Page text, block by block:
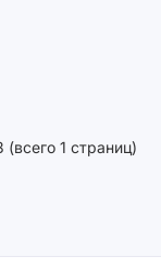
(всего 1 страниц)